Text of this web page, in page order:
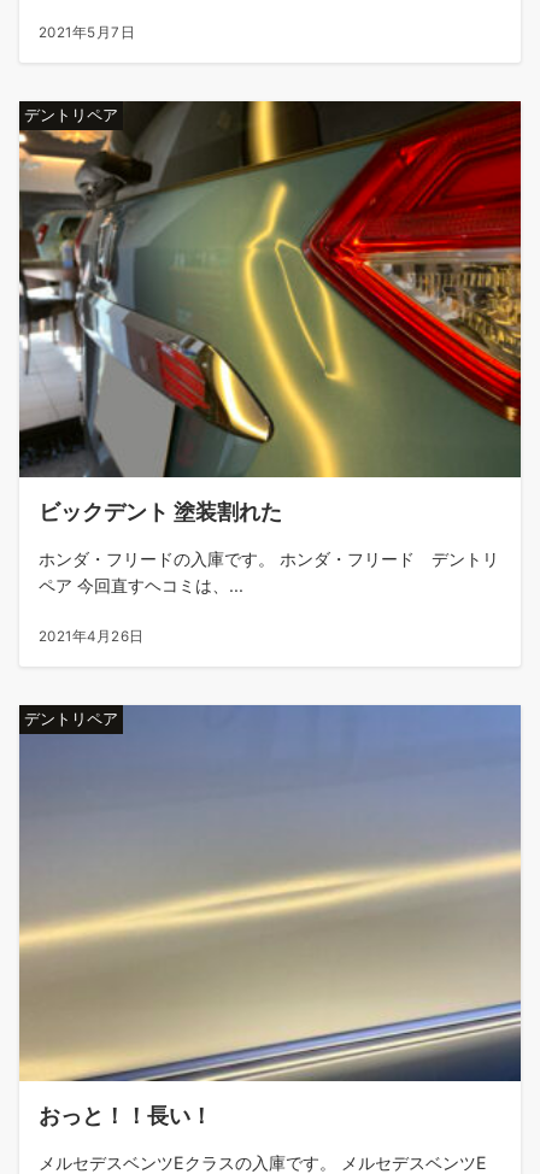
2021年5月7日
デントリペア
ビックデント 塗装割れた
ホンダ・フリードの入庫です。 ホンダ・フリード デントリ
ペア 今回直すヘコミは、...
2021年4月26日
デントリペア
おっと！！長い！
メルセデスベンツEクラスの入庫です。 メルセデスベンツE